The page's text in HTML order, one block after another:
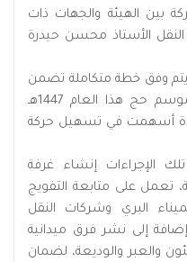
بين الهيئة والجهات ذات
النقل الأستاذ محسن حيدرة
وفق خطة متكاملة تضمن
أمنهم وسلامتهم، لافتًا إلى أن موسم حج هذا العام 1447هـ
أسهمت في تسهيل حركة
الإجراءات إنشاء غرفة
تعمل على متابعة التفويج
البري وشركات النقل
إلى نشر فرق ميدانية
والعبر والوديعة، لضمان